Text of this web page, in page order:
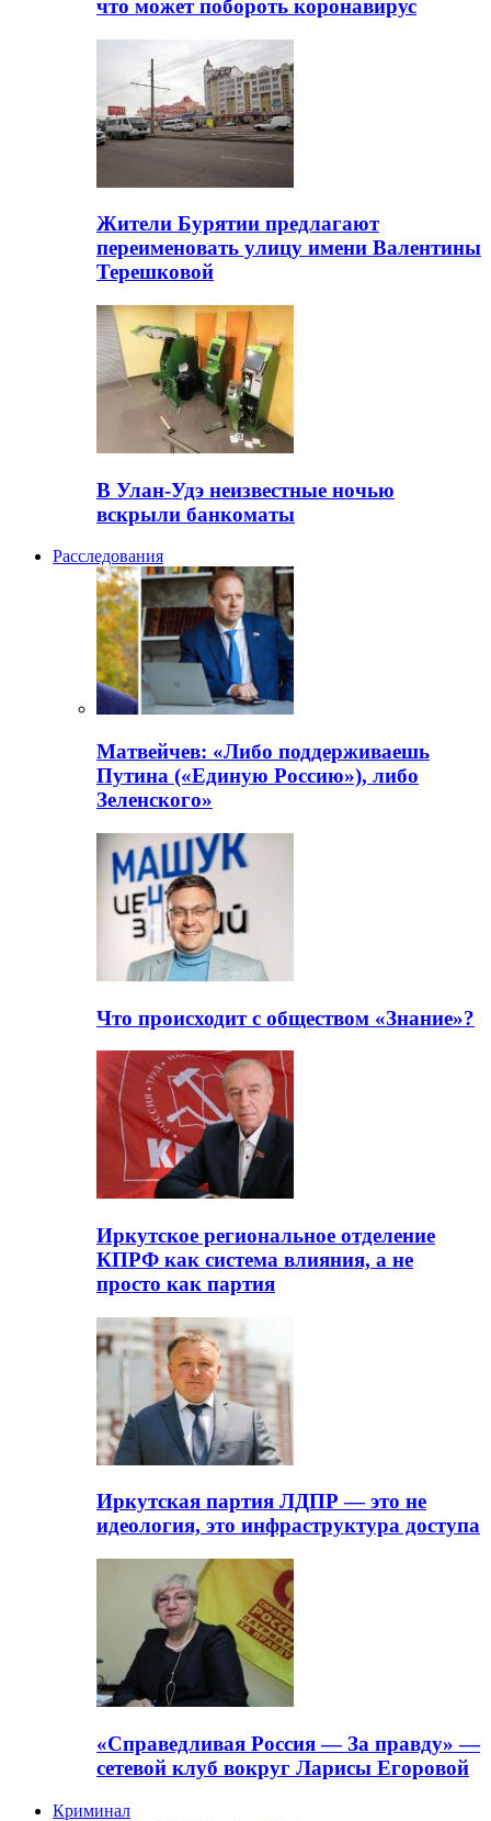
что может побороть коронавирус
Жители Бурятии предлагают
переименовать улицу имени Валентины
Терешковой
В Улан-Удэ неизвестные ночью
вскрыли банкоматы
Расследования
Матвейчев: «Либо поддерживаешь
Путина («Единую Россию»), либо
Зеленского»
Что происходит с обществом «Знание»?
Иркутское региональное отделение
КПРФ как система влияния, а не
просто как партия
Иркутская партия ЛДПР — это не
идеология, это инфраструктура доступа
«Справедливая Россия — За правду» —
сетевой клуб вокруг Ларисы Егоровой
Криминал